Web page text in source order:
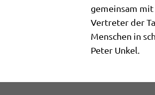
gemeinsam
Vertreter der
Menschen in
Peter Unkel.